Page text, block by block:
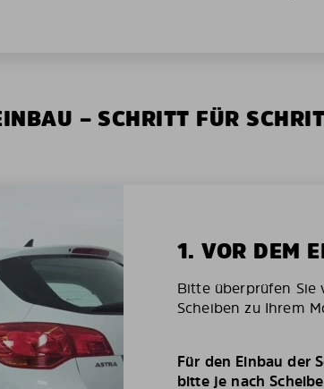
– SCHRITT FÜR
1. VOR DEM
Bitte überprüfen
Scheiben zu Ihrem
Für den Einbau der
bitte je nach